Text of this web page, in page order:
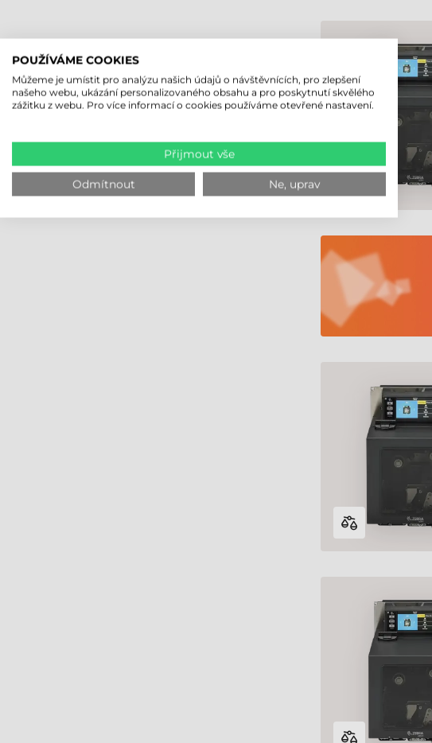
POUŽÍVÁME COOKIES
Můžeme je umístit pro analýzu našich údajů o návštěvnících, pro zlepšení
našeho webu, ukázání personalizovaného obsahu a pro poskytnutí skvělého
zážitku z webu. Pro více informací o cookies používáme otevřené nastavení.
Přijmout vše
Odmítnout Ne, uprav